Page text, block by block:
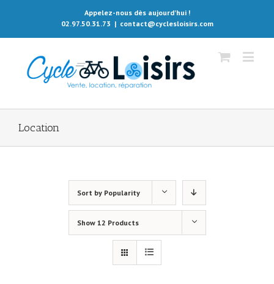
Appelez-nous dès aujourd'hui !
02.97.50.31.73 | contact@cyclesloisirs.com
Location
Sort by Popularity
Show 12 Products